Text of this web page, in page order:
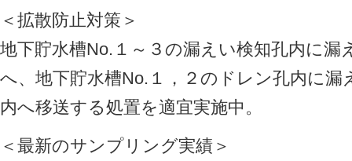
＜拡散防止対策＞
地下貯水槽No.１～３の漏えい検知孔内に
へ、地下貯水槽No.１，２のドレン孔内に漏
内へ移送する処置を適宜実施中。
＜最新のサンプリング実績＞